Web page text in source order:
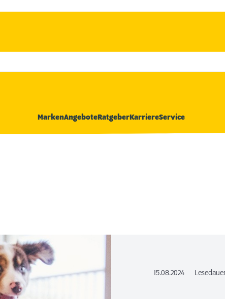
MarkenAngeboteRatgeberKarriereService
15.08.2024